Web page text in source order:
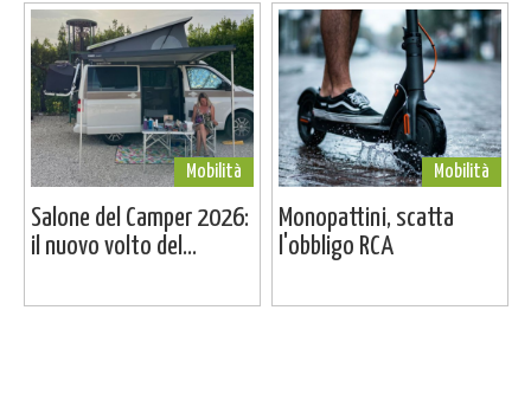
Mobilità
Salone del Camper 2026:
il nuovo volto del...
Mobilità
Monopattini, scatta
l'obbligo RCA